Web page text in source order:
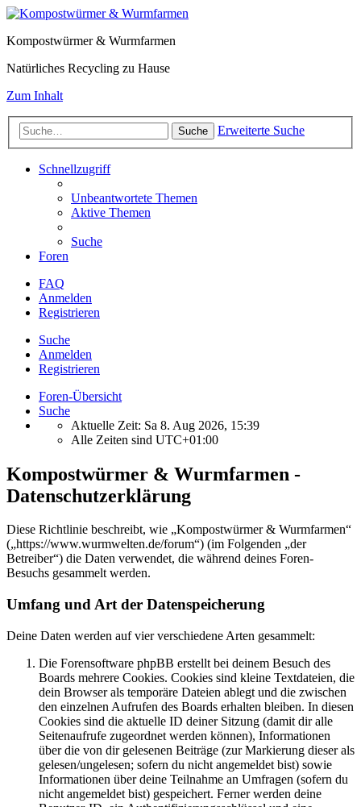
Kompostwürmer & Wurmfarmen
Natürliches Recycling zu Hause
Zum Inhalt
Suche Erweiterte Suche
Schnellzugriff
Unbeantwortete Themen
Aktive Themen
Suche
Foren
FAQ
Anmelden
Registrieren
Suche
Anmelden
Registrieren
Foren-Übersicht
Suche
Aktuelle Zeit: Sa 8. Aug 2026, 15:39
Alle Zeiten sind UTC+01:00
Kompostwürmer & Wurmfarmen -
Datenschutzerklärung
Diese Richtlinie beschreibt, wie „Kompostwürmer & Wurmfarmen“
(„https://www.wurmwelten.de/forum“) (im Folgenden „der
Betreiber“) die Daten verwendet, die während deines Foren-
Besuchs gesammelt werden.
Umfang und Art der Datenspeicherung
Deine Daten werden auf vier verschiedene Arten gesammelt:
Die Forensoftware phpBB erstellt bei deinem Besuch des
Boards mehrere Cookies. Cookies sind kleine Textdateien, die
dein Browser als temporäre Dateien ablegt und die zwischen
den einzelnen Aufrufen des Boards erhalten bleiben. In diesen
Cookies sind die aktuelle ID deiner Sitzung (damit dir alle
Seitenaufrufe zugeordnet werden können), Informationen
über die von dir gelesenen Beiträge (zur Markierung dieser als
gelesen/ungelesen; sofern du nicht angemeldet bist) sowie
Informationen über deine Teilnahme an Umfragen (sofern du
nicht angemeldet bist) gespeichert. Ferner werden deine